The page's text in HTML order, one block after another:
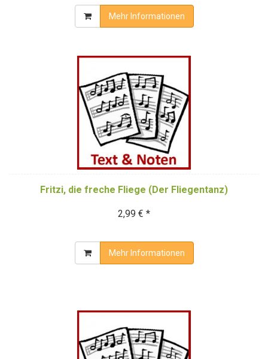
Mehr Informationen
Fritzi, die freche Fliege (Der Fliegentanz)
2,99 € *
Mehr Informationen